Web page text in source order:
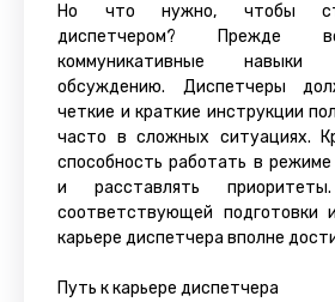
Но что нужно, чтобы
диспетчером? Прежде
коммуникативные
обсуждению. Диспетчеры
четкие и краткие инструкции
часто в сложных ситуациях.
способность работать в режиме
и расставлять
соответствующей подготовки
карьере диспетчера вполне
Путь к карьере диспетчера